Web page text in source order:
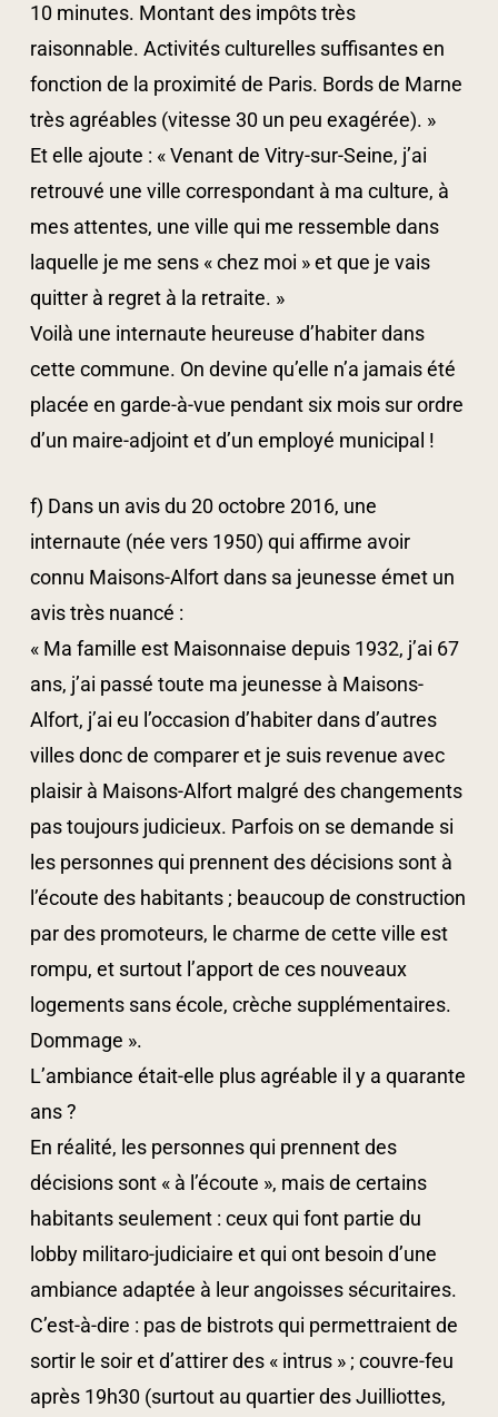
10 minutes. Montant des impôts très
raisonnable. Activités culturelles suffisantes en
fonction de la proximité de Paris. Bords de Marne
très agréables (vitesse 30 un peu exagérée). »
Et elle ajoute : « Venant de Vitry-sur-Seine, j’ai
retrouvé une ville correspondant à ma culture, à
mes attentes, une ville qui me ressemble dans
laquelle je me sens « chez moi » et que je vais
quitter à regret à la retraite. »
Voilà une internaute heureuse d’habiter dans
cette commune. On devine qu’elle n’a jamais été
placée en garde-à-vue pendant six mois sur ordre
d’un maire-adjoint et d’un employé municipal !
f) Dans un avis du 20 octobre 2016, une
internaute (née vers 1950) qui affirme avoir
connu Maisons-Alfort dans sa jeunesse émet un
avis très nuancé :
« Ma famille est Maisonnaise depuis 1932, j’ai 67
ans, j’ai passé toute ma jeunesse à Maisons-
Alfort, j’ai eu l’occasion d’habiter dans d’autres
villes donc de comparer et je suis revenue avec
plaisir à Maisons-Alfort malgré des changements
pas toujours judicieux. Parfois on se demande si
les personnes qui prennent des décisions sont à
l’écoute des habitants ; beaucoup de construction
par des promoteurs, le charme de cette ville est
rompu, et surtout l’apport de ces nouveaux
logements sans école, crèche supplémentaires.
Dommage ».
L’ambiance était-elle plus agréable il y a quarante
ans ?
En réalité, les personnes qui prennent des
décisions sont « à l’écoute », mais de certains
habitants seulement : ceux qui font partie du
lobby militaro-judiciaire et qui ont besoin d’une
ambiance adaptée à leur angoisses sécuritaires.
C’est-à-dire : pas de bistrots qui permettraient de
sortir le soir et d’attirer des « intrus » ; couvre-feu
après 19h30 (surtout au quartier des Juilliottes,